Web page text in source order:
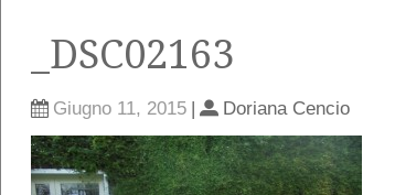
_DSC02163
Giugno 11, 2015 | Doriana Cencio